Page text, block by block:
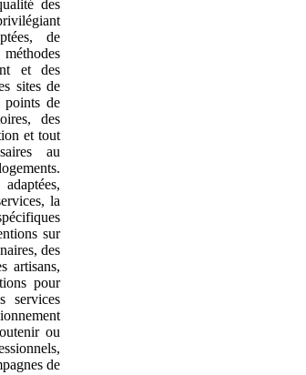
des
de
et des
sites de
points de
des
et tout
au
la
sur
des
artisans,
pour
services
ou
de